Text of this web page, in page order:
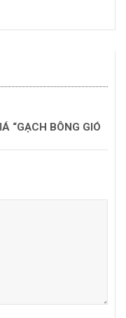
“GẠCH BÔNG GIÓ